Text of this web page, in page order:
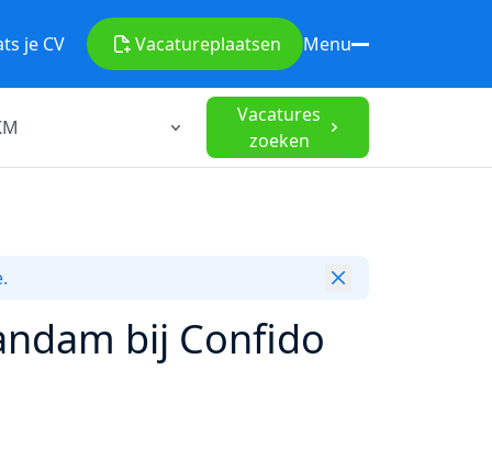
je CV Vacatureplaatsen Menu
Vacatures
zoeken
bij Confido